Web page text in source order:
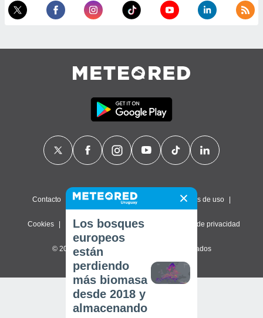
Contacto Sobre nosotros Términos de uso
Cookies Política de privacidad Configuración de privacidad
© 2026 Meteored. Todos los derechos reservados
Los bosques
europeos
están
perdiendo
más biomasa
desde 2018 y
almacenando